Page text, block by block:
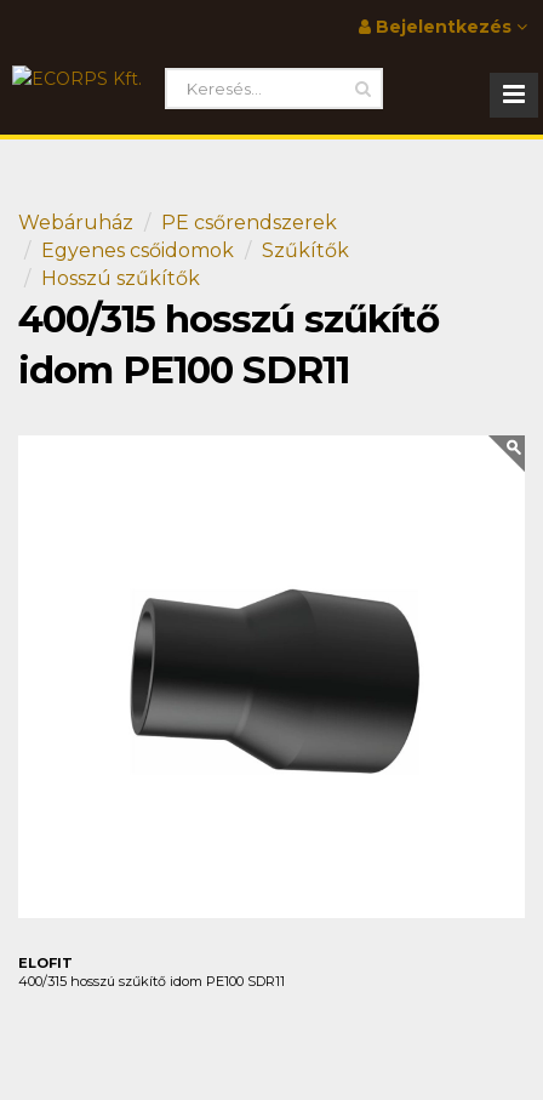
Bejelentkezés
Webáruház
PE csőrendszerek
Egyenes csőidomok
Szűkítők
Hosszú szűkítők
400/315 hosszú szűkítő
idom PE100 SDR11
ELOFIT
400/315 hosszú szűkítő idom PE100 SDR11